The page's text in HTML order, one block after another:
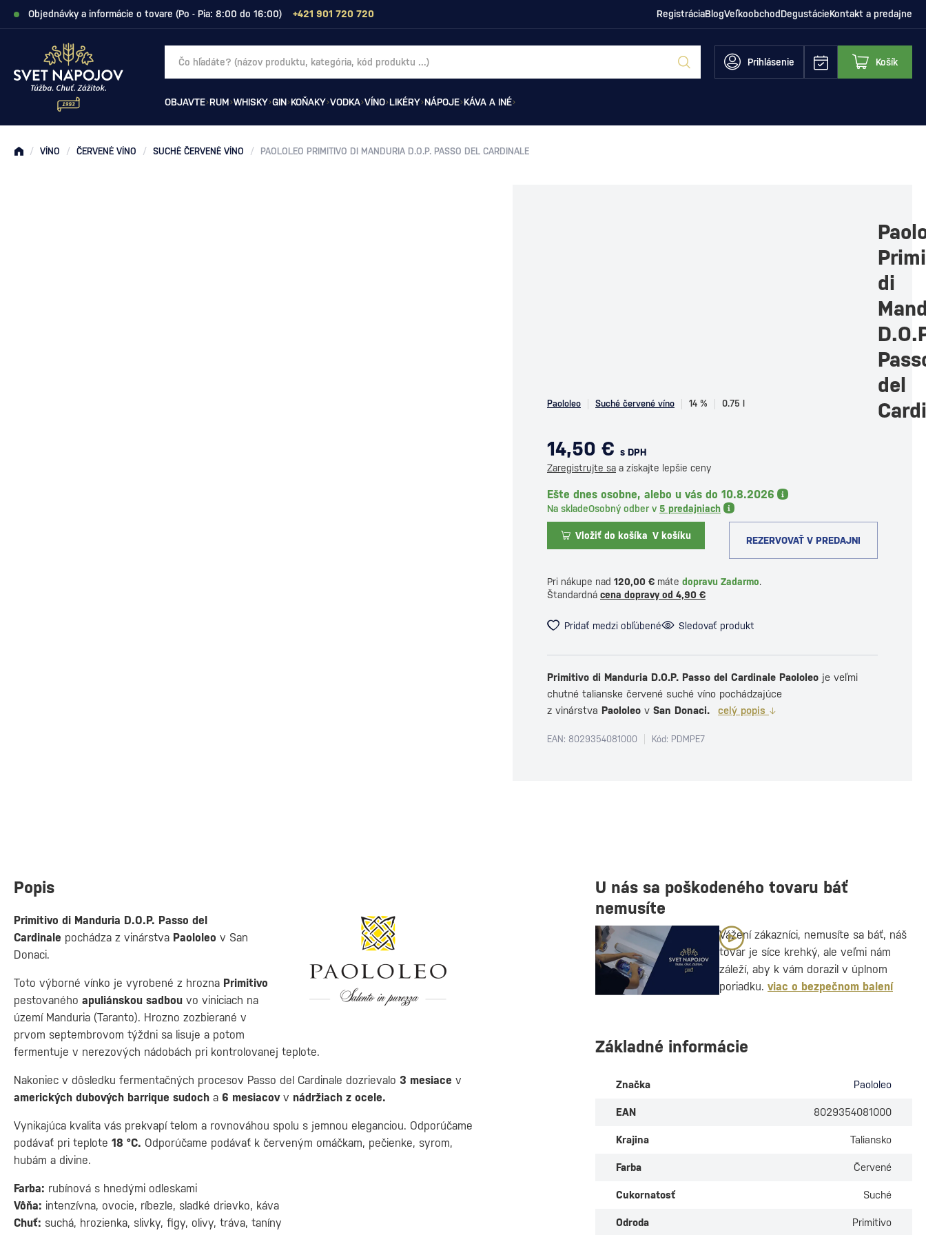
Objednávky a informácie o tovare (Po - Pia: 8:00 do 16:00) +421 901 720 720 RegistráciaBlogVeľkoobchodDegustácieKontakt a predajne
Prihlásenie Košík
OBJAVTE RUM WHISKY GIN KOŇAKY VODKA VÍNO LIKÉRY NÁPOJE KÁVA A INÉ
/ VÍNO / ČERVENÉ VÍNO / SUCHÉ ČERVENÉ VÍNO / PAOLOLEO PRIMITIVO DI MANDURIA D.O.P. PASSO DEL CARDINALE
Paololeo Suché červené víno 14 % 0.75 l
di
del
14,50 € s DPH
Zaregistrujte sa a získajte lepšie ceny
Ešte dnes osobne, alebo u vás do 10.8.2026
Na skladeOsobný odber v 5 predajniach
Vložiť do košíka V košíku REZERVOVAŤ V PREDAJNI
Pri nákupe nad 120,00 € máte dopravu Zadarmo.
Štandardná cena dopravy od 4,90 €
Pridať medzi obľúbené Sledovať produkt
Primitivo di Manduria D.O.P. Passo del Cardinale Paololeo je veľmi
chutné talianske červené suché víno pochádzajúce
z vinárstva Paololeo v San Donaci. celý popis
EAN: 8029354081000 Kód: PDMPE7
Popis
Primitivo di Manduria D.O.P. Passo del
Cardinale pochádza z vinárstva Paololeo v San
Donaci.
Toto výborné vínko je vyrobené z hrozna Primitivo
pestovaného apuliánskou sadbou vo viniciach na
území Manduria (Taranto). Hrozno zozbierané v
prvom septembrovom týždni sa lisuje a potom
fermentuje v nerezových nádobách pri kontrolovanej teplote.
Nakoniec v dôsledku fermentačných procesov Passo del Cardinale dozrievalo 3 mesiace v
amerických dubových barrique sudoch a 6 mesiacovv nádržiach z ocele.
Vynikajúca kvalita vás prekvapí telom a rovnováhou spolu s jemnou eleganciou. Odporúčame
podávať pri teplote 18 °C. Odporúčame podávať k červeným omáčkam, pečienke, syrom,
hubám a divine.
Farba: rubínová s hnedými odleskami
Vôňa: intenzívna, ovocie, ríbezle, sladké drievko, káva
Chuť: suchá, hrozienka, slivky, figy, olivy, tráva, taníny
U nás sa poškodeného tovaru báť
nemusíte
Vážení zákazníci, nemusíte sa báť, náš
tovar je síce krehký, ale veľmi nám
záleží, aby k vám dorazil v úplnom
poriadku. viac o bezpečnom balení
Základné informácie
Značka Paololeo
EAN 8029354081000
Krajina Taliansko
Farba Červené
Cukornatosť Suché
Odroda Primitivo